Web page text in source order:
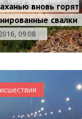
вновь горят
свалки
09:08